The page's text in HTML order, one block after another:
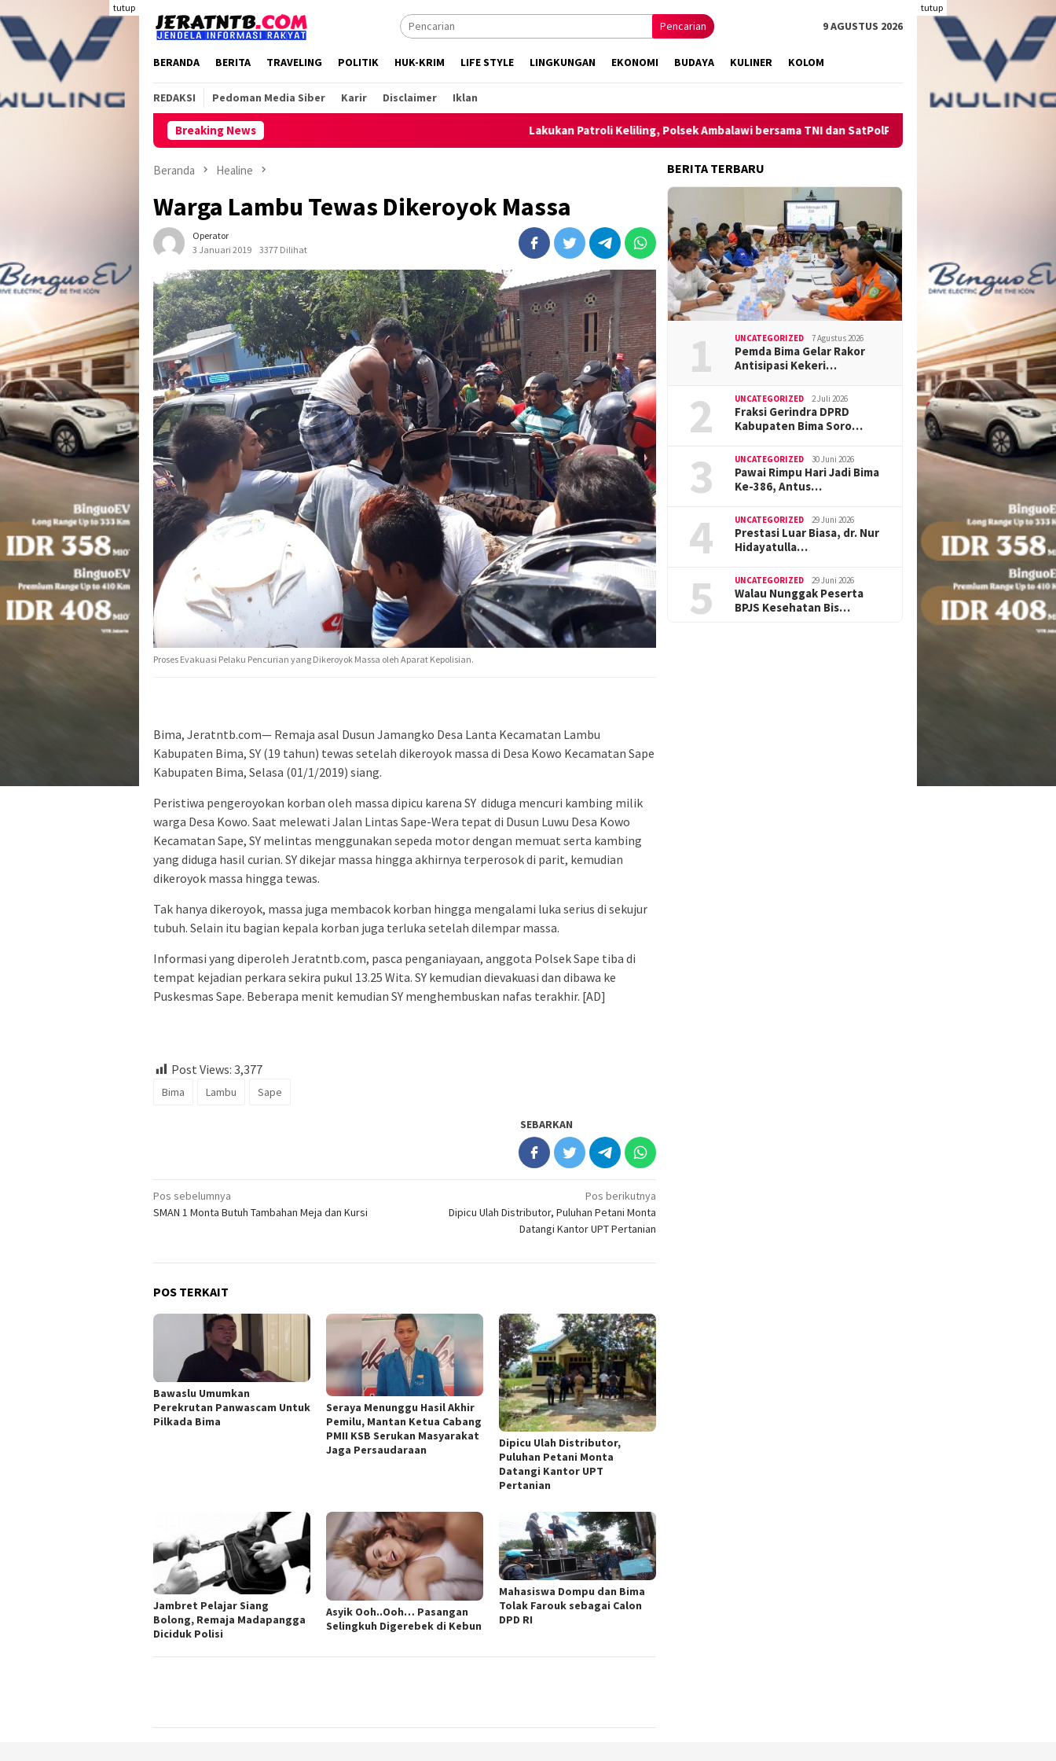
ke
konten
tutup tutup
Pencarian 9 AGUSTUS 2026
BERANDA BERITA TRAVELING POLITIK HUK-KRIM LIFE STYLE LINGKUNGAN EKONOMI BUDAYA KULINER KOLOM
REDAKSI Pedoman Media Siber Karir Disclaimer Iklan
Breaking News Lakukan Patroli Keliling, Polsek Ambalawi bersama TNI dan SatPolPP Sita Minuman Keras
Beranda Healine
Warga Lambu Tewas Dikeroyok Massa
Operator
3 Januari 2019
3377 Dilihat
Proses Evakuasi Pelaku Pencurian yang Dikeroyok Massa oleh Aparat Kepolisian.
Bima, Jeratntb.com— Remaja asal Dusun Jamangko Desa Lanta Kecamatan Lambu
Kabupaten Bima, SY (19 tahun) tewas setelah dikeroyok massa di Desa Kowo Kecamatan Sape
Kabupaten Bima, Selasa (01/1/2019) siang.
Peristiwa pengeroyokan korban oleh massa dipicu karena SY diduga mencuri kambing milik
warga Desa Kowo. Saat melewati Jalan Lintas Sape-Wera tepat di Dusun Luwu Desa Kowo
Kecamatan Sape, SY melintas menggunakan sepeda motor dengan memuat serta kambing
yang diduga hasil curian. SY dikejar massa hingga akhirnya terperosok di parit, kemudian
dikeroyok massa hingga tewas.
Tak hanya dikeroyok, massa juga membacok korban hingga mengalami luka serius di sekujur
tubuh. Selain itu bagian kepala korban juga terluka setelah dilempar massa.
Informasi yang diperoleh Jeratntb.com, pasca penganiayaan, anggota Polsek Sape tiba di
tempat kejadian perkara sekira pukul 13.25 Wita. SY kemudian dievakuasi dan dibawa ke
Puskesmas Sape. Beberapa menit kemudian SY menghembuskan nafas terakhir. [AD]
Post Views: 3,377
Bima Lambu Sape
SEBARKAN
Navigasi
pos
Pos sebelumnya
SMAN 1 Monta Butuh Tambahan Meja dan Kursi
Pos berikutnya
Dipicu Ulah Distributor, Puluhan Petani Monta
Datangi Kantor UPT Pertanian
POS TERKAIT
Bawaslu Umumkan
Perekrutan Panwascam Untuk
Pilkada Bima
Seraya Menunggu Hasil Akhir
Pemilu, Mantan Ketua Cabang
PMII KSB Serukan Masyarakat
Jaga Persaudaraan
Dipicu Ulah Distributor,
Puluhan Petani Monta
Datangi Kantor UPT
Pertanian
Jambret Pelajar Siang
Bolong, Remaja Madapangga
Diciduk Polisi
Asyik Ooh..Ooh… Pasangan
Selingkuh Digerebek di Kebun
Mahasiswa Dompu dan Bima
Tolak Farouk sebagai Calon
DPD RI
BERITA TERBARU
1 UNCATEGORIZED 7 Agustus 2026
Pemda Bima Gelar Rakor
Antisipasi Kekeri…
2 UNCATEGORIZED 2 Juli 2026
Fraksi Gerindra DPRD
Kabupaten Bima Soro…
3 UNCATEGORIZED 30 Juni 2026
Pawai Rimpu Hari Jadi Bima
Ke-386, Antus…
4 UNCATEGORIZED 29 Juni 2026
Prestasi Luar Biasa, dr. Nur
Hidayatulla…
5 UNCATEGORIZED 29 Juni 2026
Walau Nunggak Peserta
BPJS Kesehatan Bis…